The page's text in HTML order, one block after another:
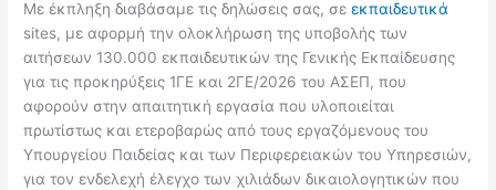
Με έκπληξη διαβάσαμε τις δηλώσεις σας, σεεκπαιδευτικά
sites, με αφορμή την ολοκλήρωση της υποβολής των
αιτήσεων 130.000 εκπαιδευτικών της Γενικής Εκπαίδευσης
για τις προκηρύξεις 1ΓΕ και 2ΓΕ/2026 του ΑΣΕΠ, που
αφορούν στην απαιτητική εργασία που υλοποιείται
πρωτίστως και ετεροβαρώς από τους εργαζόμενους του
Υπουργείου Παιδείας και των Περιφερειακών του Υπηρεσιών,
για τον ενδελεχή έλεγχο των χιλιάδων δικαιολογητικών που